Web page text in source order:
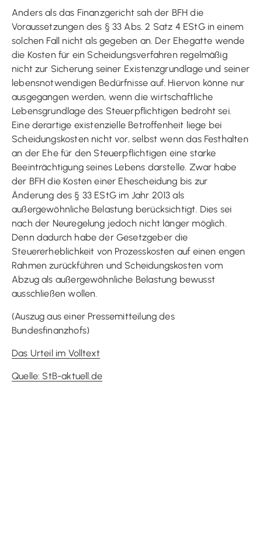
Anders als das Finanzgericht sah der BFH die
Voraussetzungen des § 33 Abs. 2 Satz 4 EStG in einem
solchen Fall nicht als gegeben an. Der Ehegatte wende
die Kosten für ein Scheidungsverfahren regelmäßig
nicht zur Sicherung seiner Existenzgrundlage und seiner
lebensnotwendigen Bedürfnisse auf. Hiervon könne nur
ausgegangen werden, wenn die wirtschaftliche
Lebensgrundlage des Steuerpflichtigen bedroht sei.
Eine derartige existenzielle Betroffenheit liege bei
Scheidungskosten nicht vor, selbst wenn das Festhalten
an der Ehe für den Steuerpflichtigen eine starke
Beeinträchtigung seines Lebens darstelle. Zwar habe
der BFH die Kosten einer Ehescheidung bis zur
Änderung des § 33 EStG im Jahr 2013 als
außergewöhnliche Belastung berücksichtigt. Dies sei
nach der Neuregelung jedoch nicht länger möglich.
Denn dadurch habe der Gesetzgeber die
Steuererheblichkeit von Prozesskosten auf einen engen
Rahmen zurückführen und Scheidungskosten vom
Abzug als außergewöhnliche Belastung bewusst
ausschließen wollen.
(Auszug aus einer Pressemitteilung des
Bundesfinanzhofs)
Das Urteil im Volltext
Quelle: StB-aktuell.de